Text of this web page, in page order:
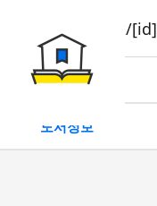
book/rent/[id]
대여
도서정보